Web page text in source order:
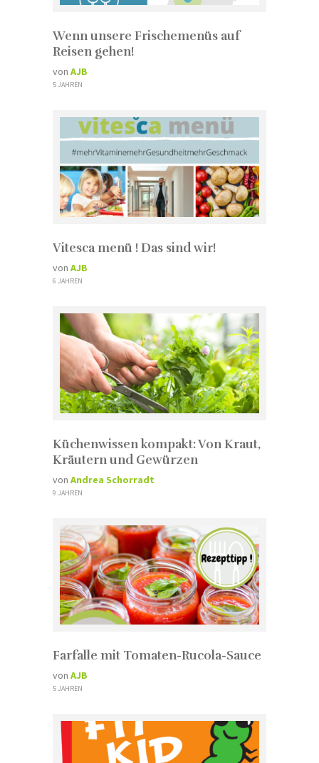
Wenn unsere Frischemenüs auf
Reisen gehen!
von AJB
5 JAHREN
Vitesca menü ! Das sind wir!
von AJB
6 JAHREN
Küchenwissen kompakt: Von Kraut,
Kräutern und Gewürzen
von Andrea Schorradt
9 JAHREN
Farfalle mit Tomaten-Rucola-Sauce
von AJB
5 JAHREN